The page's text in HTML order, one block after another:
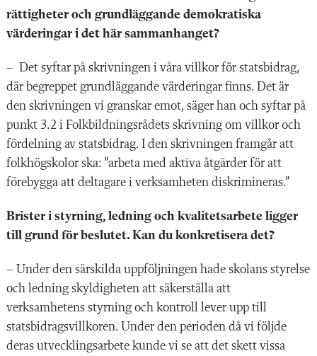
rättigheter och grundläggande demokratiska
värderingar i det här sammanhanget?
– Det syftar på skrivningen i våra villkor för statsbidrag,
där begreppet grundläggande värderingar finns. Det är
den skrivningen vi granskar emot, säger han och syftar på
punkt 3.2 i Folkbildningsrådets skrivning om villkor och
fördelning av statsbidrag. I den skrivningen framgår att
folkhögskolor ska: ”arbeta med aktiva åtgärder för att
förebygga att deltagare i verksamheten diskrimineras.”
Brister i styrning, ledning och kvalitetsarbete ligger
till grund för beslutet. Kan du konkretisera det?
– Under den särskilda uppföljningen hade skolans styrelse
och ledning skyldigheten att säkerställa att
verksamhetens styrning och kontroll lever upp till
statsbidragsvillkoren. Under den perioden då vi följde
deras utvecklingsarbete kunde vi se att det skett vissa